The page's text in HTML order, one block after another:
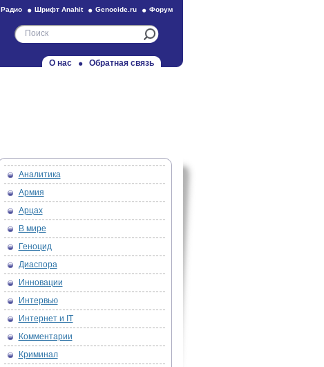
Радио Шрифт Anahit Genocide.ru Форум
О нас Обратная связь
Аналитика
Армия
Арцах
В мире
Геноцид
Диаспора
Инновации
Интервью
Интернет и IT
Комментарии
Криминал